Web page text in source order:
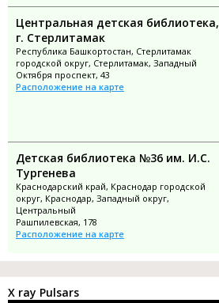
Центральная детская библиотека,
г. Стерлитамак
Республика Башкортостан, Стерлитамак
городской округ, Стерлитамак, Западный
Октября проспект, 43
Расположение на карте
Детская библиотека №36 им. И.С.
Тургенева
Краснодарский край, Краснодар городской
округ, Краснодар, Западный округ,
Центральный
Рашпилевская, 178
Расположение на карте
X ray Pulsars